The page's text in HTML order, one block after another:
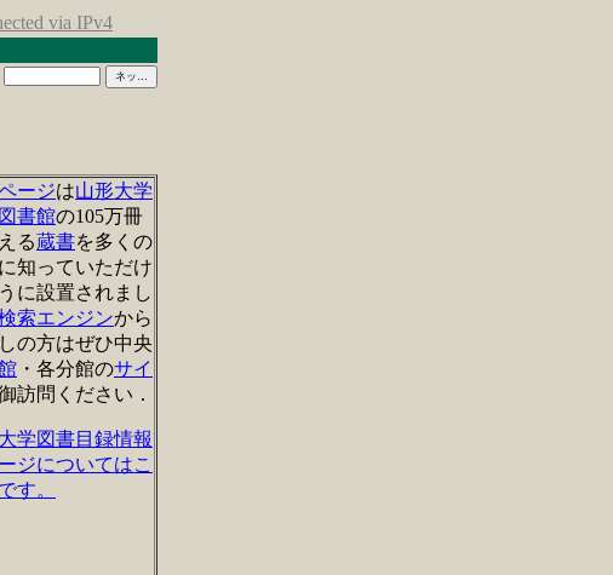
via IPv4
ージは山形大学
図書館の105万冊
る蔵書を多くの
知っていただけ
に設置されまし
索エンジンから
の方はぜひ中央
・ 各分館のサイ
訪問ください ．
学図書目録情報
ジについてはこ
す。